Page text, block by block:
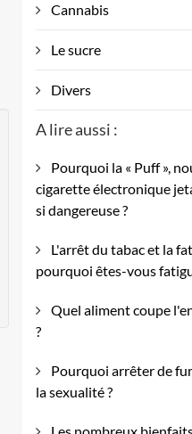
Cannabis
Le sucre
Divers
A lire aussi :
Pourquoi la « Puff »,
cigarette électronique
si dangereuse ?
L'arrêt du tabac et la
pourquoi êtes-vous
Quel aliment coupe
?
Pourquoi arrêter de
la sexualité ?